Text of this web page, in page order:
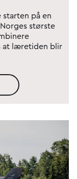
starten på en
største
at læretiden blir